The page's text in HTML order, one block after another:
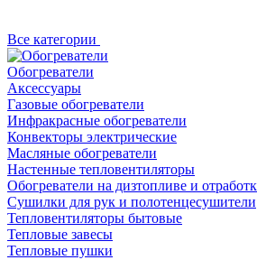
Все категории
Обогреватели
Аксессуары
Газовые обогреватели
Инфракрасные обогреватели
Конвекторы электрические
Масляные обогреватели
Настенные тепловентиляторы
Обогреватели на дизтопливе и
Сушилки для рук и полотенцесушители
Тепловентиляторы бытовые
Тепловые завесы
Тепловые пушки